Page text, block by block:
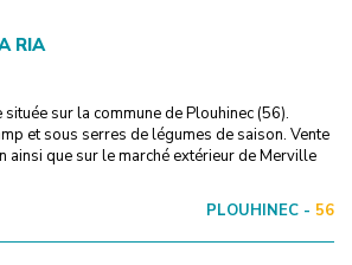
RIA
sur la commune de Plouhinec (56).
et sous serres de légumes de saison. Vente
ainsi que sur le marché extérieur de Merville
PLOUHINEC - 56